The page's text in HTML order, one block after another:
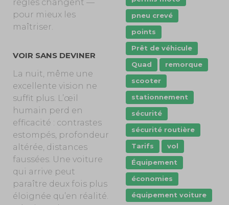
règles changent —
pour mieux les
maîtriser.
VOIR SANS DEVINER
La nuit, même une
excellente vision ne
suffit plus. L’œil
humain perd en
efficacité : contrastes
estompés, profondeur
altérée, distances
faussées. Une voiture
qui arrive peut
paraître deux fois plus
éloignée qu’en réalité.
pneu crevé
points
Prêt de véhicule
Quad
remorque
scooter
stationnement
sécurité
sécurité routière
Tarifs
vol
Équipement
économies
équipement voiture